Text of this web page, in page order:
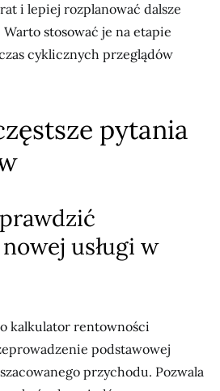
i lepiej rozplanować dalsze
stosować je na etapie
cyklicznych przeglądów
pytania
usługi w
kalkulator rentowności
podstawowej
przychodu. Pozwala